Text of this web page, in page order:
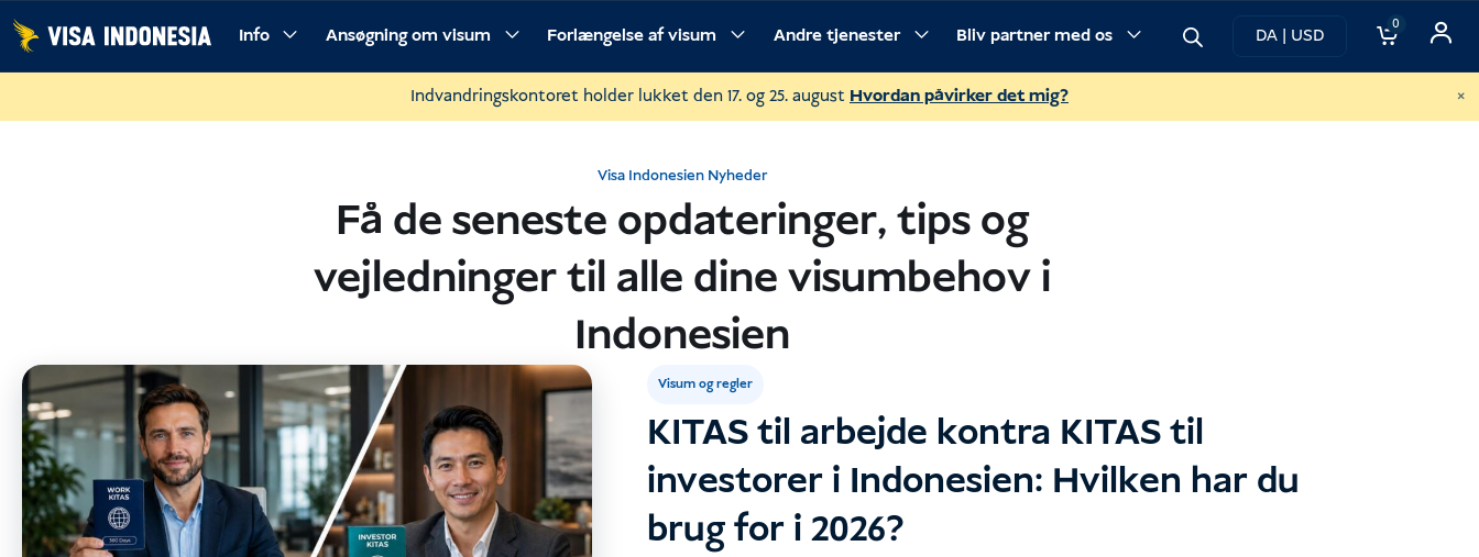
Spring
indhold
Info Ansøgning om visum Forlængelse af visum Andre tjenester Bliv partner med os DA | USD
0
Indvandringskontoret holder lukket den 17. og 25. august Hvordan påvirker det mig? ×
Visa Indonesien Nyheder
Få de seneste opdateringer, tips og
vejledninger til alle dine visumbehov i
Indonesien
Visum og regler
KITAS til arbejde kontra KITAS til
investorer i Indonesien: Hvilken har du
brug for i 2026?